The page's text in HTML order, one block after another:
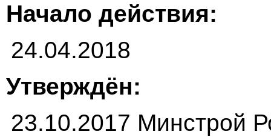
Начало действия:
24.04.2018
Утверждён:
23.10.2017 Минстрой